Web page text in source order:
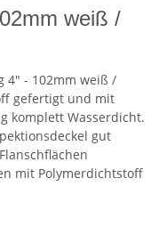
weiß /
4" - 102mm weiß /
gefertigt und mit
komplett Wasserdicht.
gut
mit Polymerdichtstoff